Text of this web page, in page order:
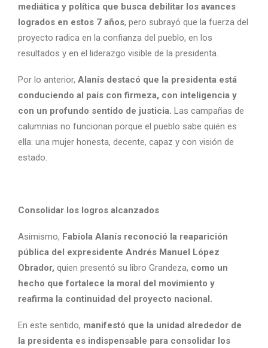
mediática y política que busca debilitar los avances
logrados en estos 7 años, pero subrayó que la fuerza del
proyecto radica en la confianza del pueblo, en los
resultados y en el liderazgo visible de la presidenta.
Por lo anterior, Alanís destacó que la presidenta está
conduciendo al país con firmeza, con inteligencia y
con un profundo sentido de justicia. Las campañas de
calumnias no funcionan porque el pueblo sabe quién es
ella: una mujer honesta, decente, capaz y con visión de
estado.
Consolidar los logros alcanzados
Asimismo, Fabiola Alanís reconoció la reaparición
pública del expresidente Andrés Manuel López
Obrador, quien presentó su libro Grandeza, como un
hecho que fortalece la moral del movimiento y
reafirma la continuidad del proyecto nacional.
En este sentido, manifestó que la unidad alrededor de
la presidenta es indispensable para consolidar los